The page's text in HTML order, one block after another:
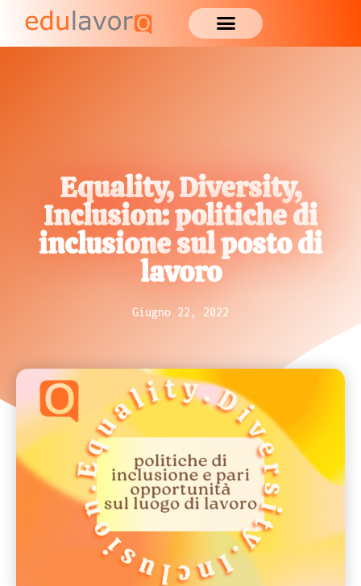
Equality, Diversity,
Inclusion: politiche di
inclusione sul posto di
lavoro
Giugno 22, 2022